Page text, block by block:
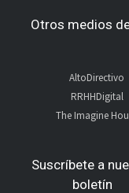
Otros medios
AltoDirectivo
RRHHDigital
The Imagine
Suscríbete a
boletín